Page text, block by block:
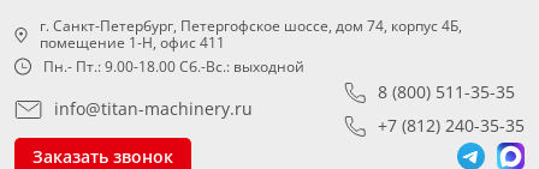
г. Санкт-Петербург, Петергофское шоссе, дом 74, корпус 4Б,
помещение 1-Н, офис 411
Пн.- Пт.: 9.00-18.00 Сб.-Вс.: выходной
info@titan-machinery.ru
8 (800) 511-35-35
+7 (812) 240-35-35
Заказать звонок